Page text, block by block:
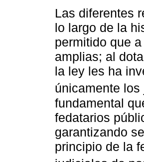
Las diferentes
lo largo de la
permitido que
amplias; al
la ley les ha
únicamente los
fundamental
fedatarios
garantizando
principio de la